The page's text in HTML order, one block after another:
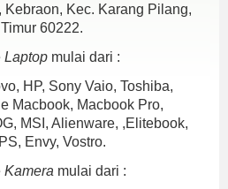
Kebraon, Kec. Karang Pilang,
60222.
Laptop mulai dari :
HP, Sony Vaio, Toshiba,
Macbook, Macbook Pro,
MSI, Alienware, ,Elitebook,
Envy, Vostro.
Kamera mulai dari :